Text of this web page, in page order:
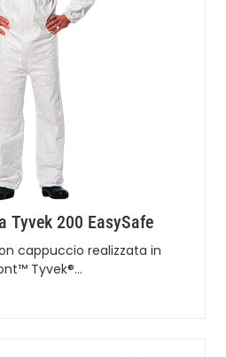
Tyvek 200 EasySafe
cappuccio realizzata in
Tyvek®…